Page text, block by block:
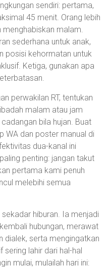
sendiri: pertama,
45 menit. Orang lebih
menghabiskan malam.
sederhana untuk anak,
posisi kehormatan untuk
Ketiga, gunakan apa
perwakilan RT, tentukan
malam atau jam
bila hujan. Buat
WA dan poster manual di
dua-kanal ini
penting: jangan takut
pertama kami penuh
melebihi semua
hiburan. Ia menjadi
hubungan, merawat
dialek, serta mengingatkan
lahir dari hal-hal
mulai, mulailah hari ini: